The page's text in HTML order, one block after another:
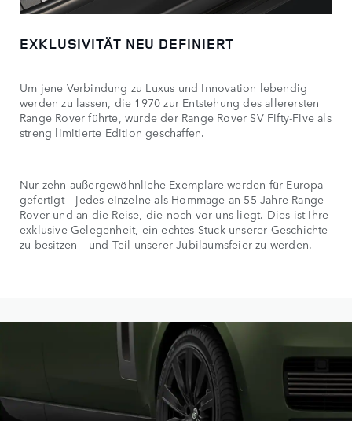
EXKLUSIVITÄT NEU DEFINIERT
Um jene Verbindung zu Luxus und Innovation lebendig
werden zu lassen, die 1970 zur Entstehung des allerersten
Range Rover führte, wurde der Range Rover SV Fifty-Five als
streng limitierte Edition geschaffen.
Nur zehn außergewöhnliche Exemplare werden für Europa
gefertigt – jedes einzelne als Hommage an 55 Jahre Range
Rover und an die Reise, die noch vor uns liegt. Dies ist Ihre
exklusive Gelegenheit, ein echtes Stück unserer Geschichte
zu besitzen – und Teil unserer Jubiläumsfeier zu werden.